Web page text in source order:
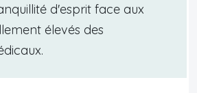
d'esprit face aux
élevés des